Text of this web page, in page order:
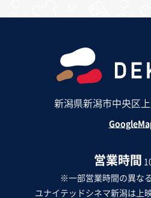
新潟県新潟市中央区
営業時間
※一部営業時間の異な
ユナイテッドシネマ新潟は上